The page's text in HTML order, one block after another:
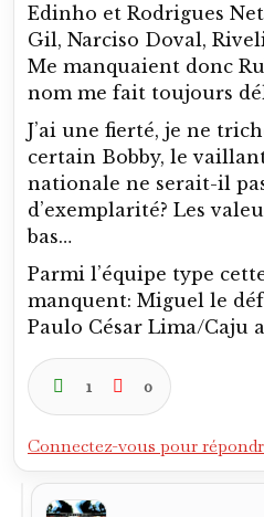
Edinho et Rodrigues
Gil, Narciso Doval,
Me manquaient donc
nom me fait toujours
J’ai une fierté, je ne
certain Bobby, le
nationale ne serait-il
d’exemplarité? Les
bas…
Parmi l’équipe type
manquent: Miguel le
Paulo César Lima/Caju
1 0
Connectez-vous pour